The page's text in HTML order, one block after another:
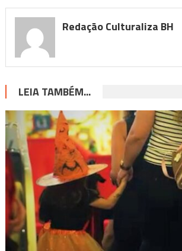
Redação Culturaliza BH
LEIA TAMBÉM...